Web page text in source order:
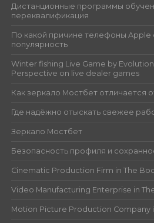
Дистанционные программы
переквалификация
По какой причине телефоны Apple
популярность
Winter fishing Live Game by
Perspective on live dealer games
Как зеркало Мостбет отличается
Где надёжно отыскать свежее
Зеркало Мостбет
Безопасность профиля и
Cinematic Production Firm in The
Video Manufacturing Enterprise in
Motion Picture Production Company